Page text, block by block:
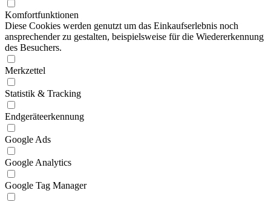
Komfortfunktionen
Diese Cookies werden genutzt um das Einkaufserlebnis noch
ansprechender zu gestalten, beispielsweise für die Wiedererkennung
des Besuchers.
Merkzettel
Statistik & Tracking
Endgeräteerkennung
Google Ads
Google Analytics
Google Tag Manager